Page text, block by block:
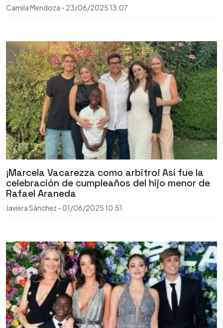
Camila Mendoza - 23/06/2025 13:07
¡Marcela Vacarezza como arbitro! Así fue la
celebración de cumpleaños del hijo menor de
Rafael Araneda
Javiera Sánchez - 01/06/2025 10:51